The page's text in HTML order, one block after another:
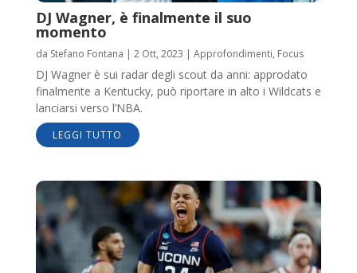
DJ Wagner, è finalmente il suo
momento
da Stefano Fontana | 2 Ott, 2023 | Approfondimenti, Focus
DJ Wagner è sui radar degli scout da anni: approdato
finalmente a Kentucky, può riportare in alto i Wildcats e
lanciarsi verso l’NBA.
LEGGI TUTTO